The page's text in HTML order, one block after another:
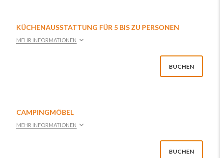
KÜCHENAUSSTATTUNG FÜR 5 BIS ZU PERSONEN
MEHR INFORMATIONEN
BUCHEN
CAMPINGMÖBEL
MEHR INFORMATIONEN
BUCHEN